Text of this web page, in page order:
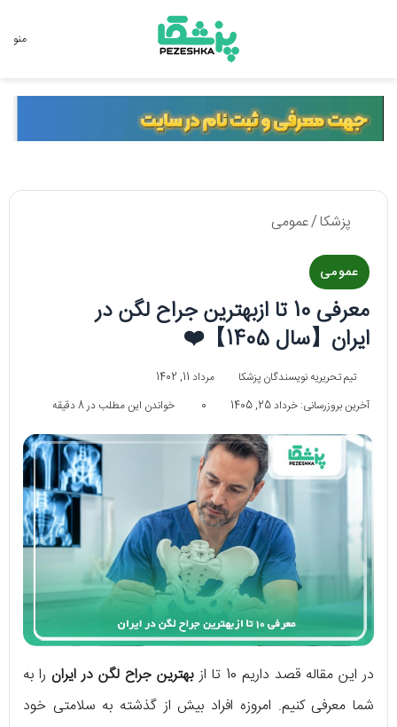
منو
پزشکا/عمومی
عمومی
معرفی 10 تا ازبهترین جراح لگن در
ایران【سال 1405】❤️
تیم تحریریه نویسندگان پزشکا
مرداد 11, 1402
آخرین بروزرسانی: خرداد 25, 1405
0 خواندن این مطلب در 8 دقیقه
در این مقاله قصد داریم 10 تا از بهترین جراح لگن در ایران را به
شما معرفی کنیم. امروزه افراد بیش از گذشته به سلامتی خود